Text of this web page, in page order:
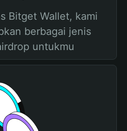
Bitget Wallet, kami
berbagai jenis
untukmu